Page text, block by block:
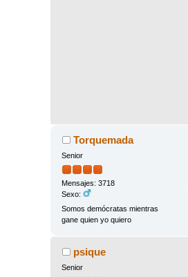
Torquemada
Senior
Mensajes: 3718
Sexo:
Somos demócratas mientras
gane quien yo quiero
psique
Senior